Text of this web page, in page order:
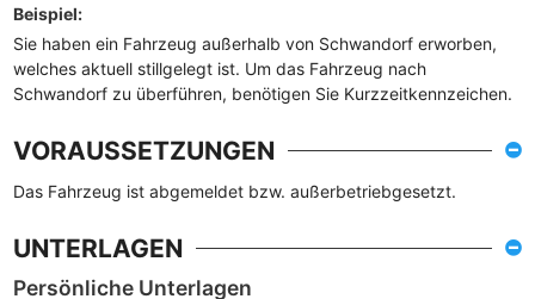
Beispiel:
Sie haben ein Fahrzeug außerhalb von Schwandorf erworben,
welches aktuell stillgelegt ist. Um das Fahrzeug nach
Schwandorf zu überführen, benötigen Sie Kurzzeitkennzeichen.
VORAUSSETZUNGEN
Das Fahrzeug ist abgemeldet bzw. außerbetriebgesetzt.
UNTERLAGEN
Persönliche Unterlagen